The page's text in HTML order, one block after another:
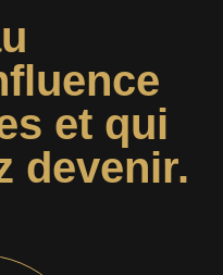
et qui
devenir.